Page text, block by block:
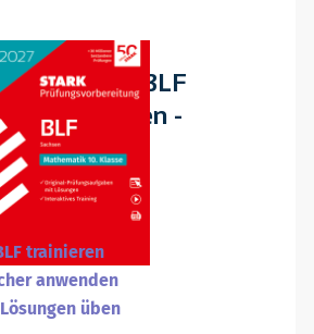
Klasse - BLF
Sachsen -
Auflage / 05.08.26
trainieren
anwenden
üben